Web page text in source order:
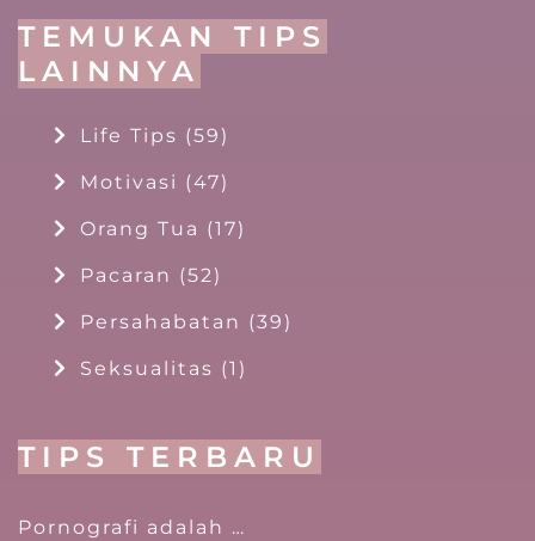
TEMUKAN TIPS
LAINNYA
Life Tips (59)
Motivasi (47)
Orang Tua (17)
Pacaran (52)
Persahabatan (39)
Seksualitas (1)
TIPS TERBARU
Pornografi adalah …